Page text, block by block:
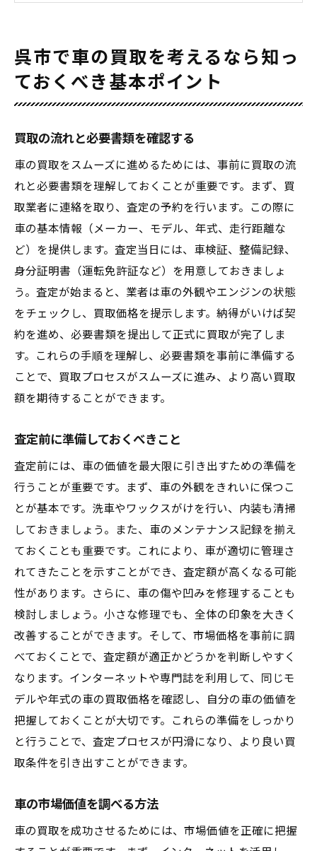
買取価格に影響を与える要因
高価買取を実現するために押さえておきたい呉
呉市の車買取市場の動向
地域特有の車の需要と供給
呉市の主要な買取業者の特徴
買取価格に影響を与える季節要因
イベントやキャンペーンを活用する
地元の口コミと評判を活かす方法
呉市で車の価値を最大限引き出すための重要な
コツ
内外装のクリーニング方法
走行距離と買取価格の関係
オプション装備の評価ポイント
複数の業者に査定を依頼するメリット
信頼性の高い呉市の車買取業者の見極め方
信頼できる業者のチェックポイント
業者の評判と口コミを調査する方法
契約前に確認するべき事項
悪徳業者の見分け方
アフターサービスの有無を確認する
車の状態を保つための秘訣と呉市の買取事情
定期的なメンテナンスの重要性
洗車とワックスがけの効果
内装の清掃と保護方法
車検と点検記録の保管
呉市で愛車を最良の条件で買取してもらうため
のガイド
呉市で車の買取を考えるなら知っ
ておくべき基本ポイント
買取の流れと必要書類を確認する
車の買取をスムーズに進めるためには、事前に買取の流
れと必要書類を理解しておくことが重要です。まず、買
取業者に連絡を取り、査定の予約を行います。この際に
車の基本情報（メーカー、モデル、年式、走行距離な
ど）を提供します。査定当日には、車検証、整備記録、
身分証明書（運転免許証など）を用意しておきましょ
う。査定が始まると、業者は車の外観やエンジンの状態
をチェックし、買取価格を提示します。納得がいけば契
約を進め、必要書類を提出して正式に買取が完了しま
す。これらの手順を理解し、必要書類を事前に準備する
ことで、買取プロセスがスムーズに進み、より高い買取
額を期待することができます。
査定前に準備しておくべきこと
査定前には、車の価値を最大限に引き出すための準備を
行うことが重要です。まず、車の外観をきれいに保つこ
とが基本です。洗車やワックスがけを行い、内装も清掃
しておきましょう。また、車のメンテナンス記録を揃え
ておくことも重要です。これにより、車が適切に管理さ
れてきたことを示すことができ、査定額が高くなる可能
性があります。さらに、車の傷や凹みを修理することも
検討しましょう。小さな修理でも、全体の印象を大きく
改善することができます。そして、市場価格を事前に調
べておくことで、査定額が適正かどうかを判断しやすく
なります。インターネットや専門誌を利用して、同じモ
デルや年式の車の買取価格を確認し、自分の車の価値を
把握しておくことが大切です。これらの準備をしっかり
と行うことで、査定プロセスが円滑になり、より良い買
取条件を引き出すことができます。
車の市場価値を調べる方法
車の買取を成功させるためには、市場価値を正確に把握